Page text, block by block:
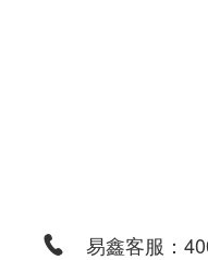
易鑫客服：